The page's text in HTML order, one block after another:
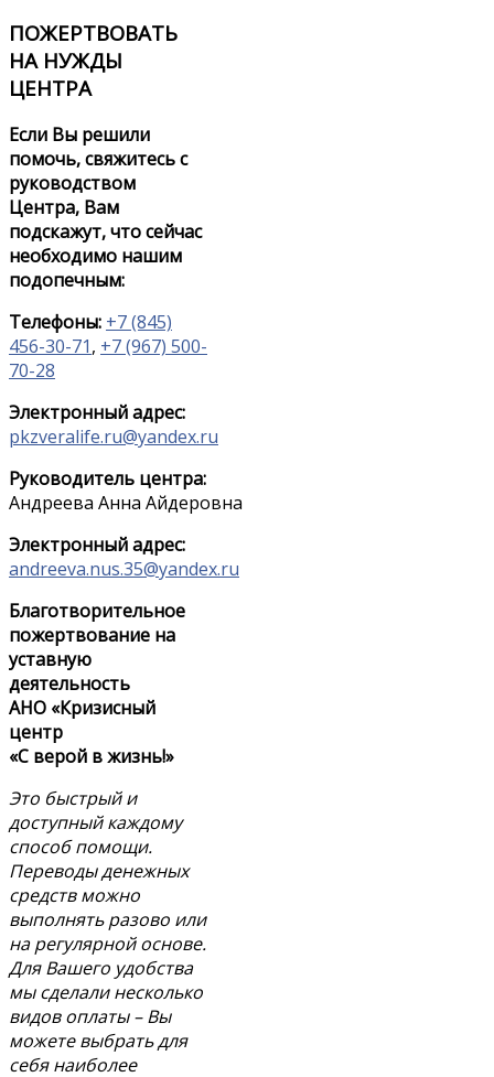
ПОЖЕРТВОВАТЬ
НА НУЖДЫ
ЦЕНТРА
Если Вы решили
помочь, свяжитесь с
руководством
Центра, Вам
подскажут, что сейчас
необходимо нашим
подопечным:
Телефоны: +7 (845)
456-30-71, +7 (967) 500-
70-28
Электронный адрес:
pkzveralife.ru@yandex.ru
Руководитель центра:
Андреева Анна Айдеровна
Электронный адрес:
andreeva.nus.35@yandex.ru
Благотворительное
пожертвование на
уставную
деятельность
АНО «Кризисный
центр
«С верой в жизнь!»
Это быстрый и
доступный каждому
способ помощи.
Переводы денежных
средств можно
выполнять разово или
на регулярной основе.
Для Вашего удобства
мы сделали несколько
видов оплаты – Вы
можете выбрать для
себя наиболее